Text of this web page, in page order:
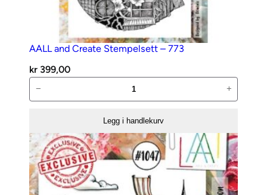
AALL and Create Stempelsett – 773
kr 399,00
and
–
773
antall
− +
Legg i handlekurv